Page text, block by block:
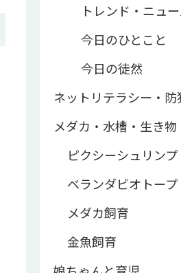
トレンド・ニュ
今日のひとこと
今日の徒然
ネットリテラシー・防
メダカ・水槽・生き物
ピクシーシュリンプ
ベランダビオトープ
メダカ飼育
金魚飼育